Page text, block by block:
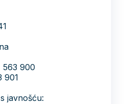
563 900
901
javnošću: